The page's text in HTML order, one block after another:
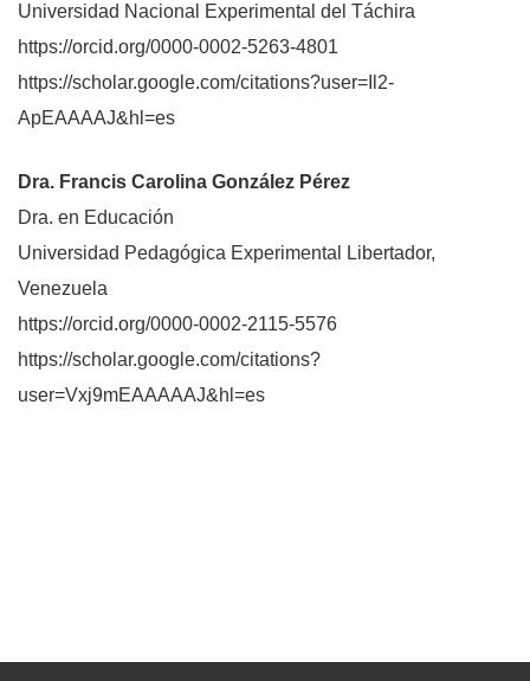
Universidad Nacional Experimental del Táchira
https://orcid.org/0000-0002-5263-4801
https://scholar.google.com/citations?user=Il2-
ApEAAAAJ&hl=es
Dra. Francis Carolina González Pérez
Dra. en Educación
Universidad Pedagógica Experimental Libertador,
Venezuela
https://orcid.org/0000-0002-2115-5576
https://scholar.google.com/citations?
user=Vxj9mEAAAAAJ&hl=es